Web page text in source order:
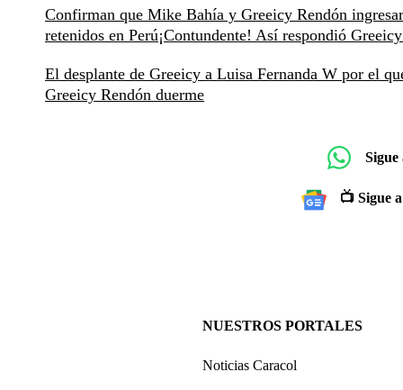
Confirman que Mike Bahía y Greeicy Rendón
retenidos en Perú¡Contundente! Así respondió
El desplante de Greeicy a Luisa Fernanda W por el
Greeicy Rendón duerme
📺 Sigue
NUESTROS PORTALES
Noticias Caracol